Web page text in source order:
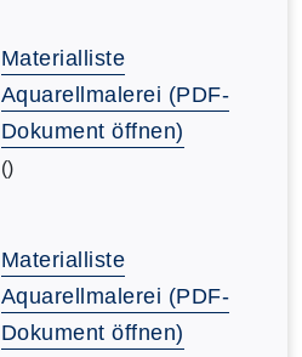
Materialliste
Aquarellmalerei (PDF-
Dokument öffnen)
()
Materialliste
Aquarellmalerei (PDF-
Dokument öffnen)